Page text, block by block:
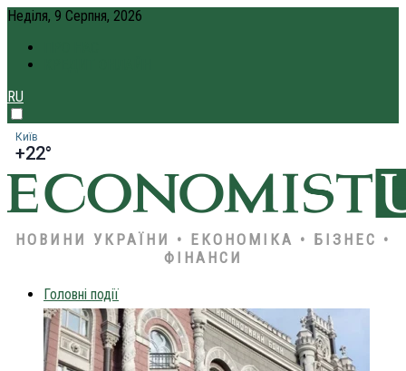
Неділя, 9 Серпня, 2026
RU
Київ
+22°
НОВИНИ УКРАЇНИ • ЕКОНОМІКА • БІЗНЕС •
ФІНАНСИ
Головні події